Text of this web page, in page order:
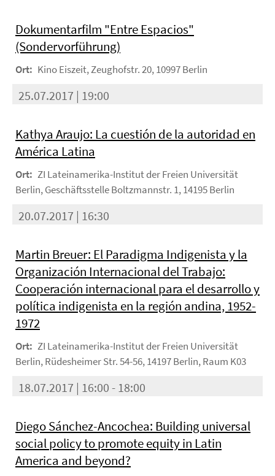
Dokumentarfilm "Entre Espacios"
(Sondervorführung)
Ort: Kino Eiszeit, Zeughofstr. 20, 10997 Berlin
25.07.2017 | 19:00
Kathya Araujo: La cuestión de la autoridad en
América Latina
Ort: ZI Lateinamerika-Institut der Freien Universität
Berlin, Geschäftsstelle Boltzmannstr. 1, 14195 Berlin
20.07.2017 | 16:30
Martin Breuer: El Paradigma Indigenista y la
Organización Internacional del Trabajo:
Cooperación internacional para el desarrollo y
política indigenista en la región andina, 1952-
1972
Ort: ZI Lateinamerika-Institut der Freien Universität
Berlin, Rüdesheimer Str. 54-56, 14197 Berlin, Raum K03
18.07.2017 | 16:00 - 18:00
Diego Sánchez-Ancochea: Building universal
social policy to promote equity in Latin
America and beyond?